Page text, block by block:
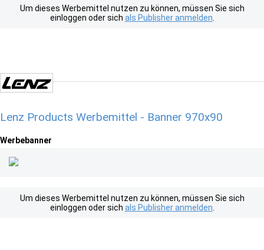
Um dieses Werbemittel nutzen zu können, müssen Sie sich
einloggen oder sich als Publisher anmelden
Lenz Products Werbemittel - Banner 970x90
Werbebanner
Um dieses Werbemittel nutzen zu können, müssen Sie sich
einloggen oder sich als Publisher anmelden